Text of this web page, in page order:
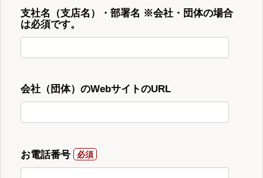
支社名（支店名）・部署名 ※会社・団体の場合
は必須です。
会社（団体）のWebサイトのURL
お電話番号